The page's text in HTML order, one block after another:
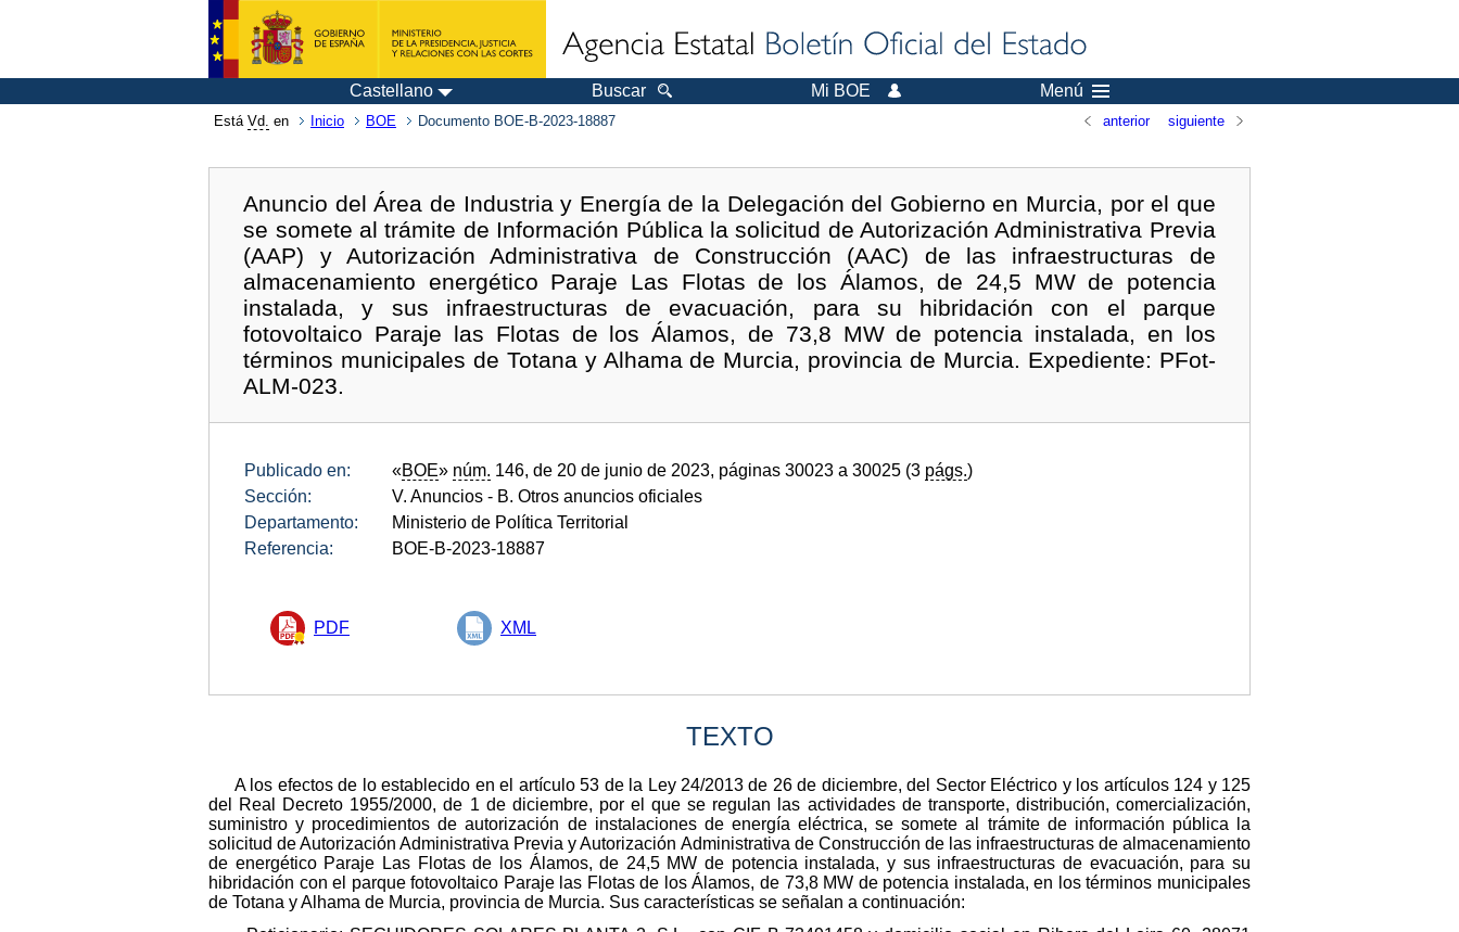
Castellano Buscar Mi BOE Menú
Está Vd. en Inicio BOE Documento BOE-B-2023-18887 anterior siguiente
Anuncio del Área de Industria y Energía de la Delegación del Gobierno en Murcia, por el que
se somete al trámite de Información Pública la solicitud de Autorización Administrativa Previa
(AAP) y Autorización Administrativa de Construcción (AAC) de las infraestructuras de
almacenamiento energético Paraje Las Flotas de los Álamos, de 24,5 MW de potencia
instalada, y sus infraestructuras de evacuación, para su hibridación con el parque
fotovoltaico Paraje las Flotas de los Álamos, de 73,8 MW de potencia instalada, en los
términos municipales de Totana y Alhama de Murcia, provincia de Murcia. Expediente: PFot-
ALM-023.
Publicado en: «BOE» núm. 146, de 20 de junio de 2023, páginas 30023 a 30025 (3 págs.)
Sección:
V. Anuncios - B. Otros anuncios oficiales
Departamento:
Ministerio de Política Territorial
Referencia:
BOE-B-2023-18887
PDF XML
TEXTO
A los efectos de lo establecido en el artículo 53 de la Ley 24/2013 de 26 de diciembre, del Sector Eléctrico y los artículos 124 y 125
del Real Decreto 1955/2000, de 1 de diciembre, por el que se regulan las actividades de transporte, distribución, comercialización,
suministro y procedimientos de autorización de instalaciones de energía eléctrica, se somete al trámite de información pública la
solicitud de Autorización Administrativa Previa y Autorización Administrativa de Construcción de las infraestructuras de almacenamiento
de energético Paraje Las Flotas de los Álamos, de 24,5 MW de potencia instalada, y sus infraestructuras de evacuación, para su
hibridación con el parque fotovoltaico Paraje las Flotas de los Álamos, de 73,8 MW de potencia instalada, en los términos municipales
de Totana y Alhama de Murcia, provincia de Murcia. Sus características se señalan a continuación: